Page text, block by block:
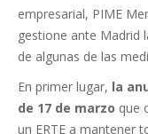
empresarial, PIME
gestione ante Madrid
de algunas de las
En primer lugar, la
de 17 de marzo que
un ERTE a mantener